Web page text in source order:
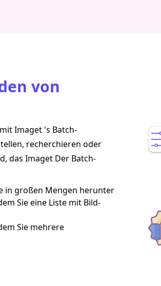
von
Imaget 's Batch-
recherchieren oder
das Imaget Der Batch-
in großen Mengen herunter
Sie eine Liste mit Bild-
Sie mehrere